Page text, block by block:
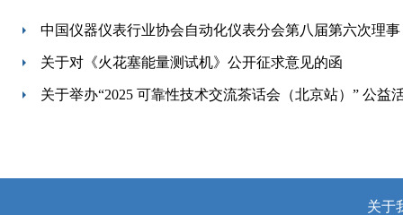
中国仪器仪表行业协会自动化仪表分会第八届第六次理
关于对《火花塞能量测试机》公开征求意见的函
关于举办“2025 可靠性技术交流茶话会（北京站）” 公益
关于